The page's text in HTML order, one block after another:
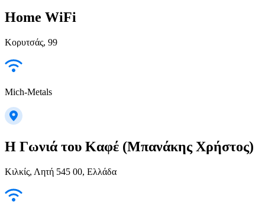
Home WiFi
Κορυτσάς, 99
Mich-Metals
Η Γωνιά του Καφέ (Μπανάκης Χρήστος)
Κιλκίς, Λητή 545 00, Ελλάδα